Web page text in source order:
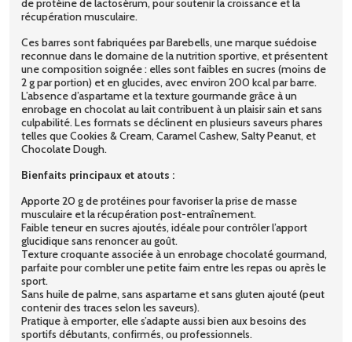
récupération musculaire.
Ces barres sont fabriquées par Barebells, une marque suédoise
reconnue dans le domaine de la nutrition sportive, et présentent
une composition soignée : elles sont faibles en sucres (moins de
2 g par portion) et en glucides, avec environ 200 kcal par barre.
L’absence d’aspartame et la texture gourmande grâce à un
enrobage en chocolat au lait contribuent à un plaisir sain et sans
culpabilité. Les formats se déclinent en plusieurs saveurs phares
telles que Cookies & Cream, Caramel Cashew, Salty Peanut, et
Chocolate Dough.
Bienfaits principaux et atouts :
Apporte 20 g de protéines pour favoriser la prise de masse
musculaire et la récupération post-entraînement.
Faible teneur en sucres ajoutés, idéale pour contrôler l’apport
glucidique sans renoncer au goût.
Texture croquante associée à un enrobage chocolaté gourmand,
parfaite pour combler une petite faim entre les repas ou après le
sport.
Sans huile de palme, sans aspartame et sans gluten ajouté (peut
contenir des traces selon les saveurs).
Pratique à emporter, elle s’adapte aussi bien aux besoins des
sportifs débutants, confirmés, ou professionnels.